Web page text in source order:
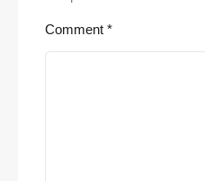
Comment *